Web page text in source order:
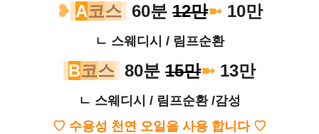
❥ A코스 60분 12만➼ 10만
ㄴ 스웨디시 / 림프순환
B코스 80분 15만➼ 13만
ㄴ 스웨디시 / 림프순환 /감성
♡ 수용성 천연 오일을 사용 합니다 ♡